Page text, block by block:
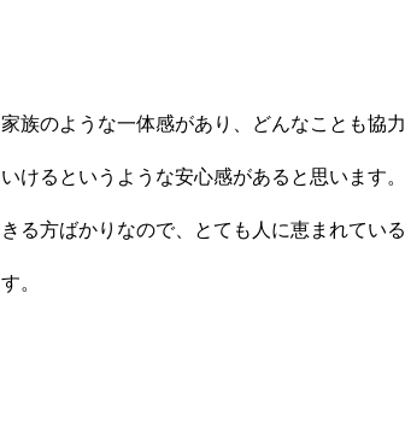
家族のような一体感があり、どんなことも協
いけるというような安心感があると思います
きる方ばかりなので、とても人に恵まれてい
す。